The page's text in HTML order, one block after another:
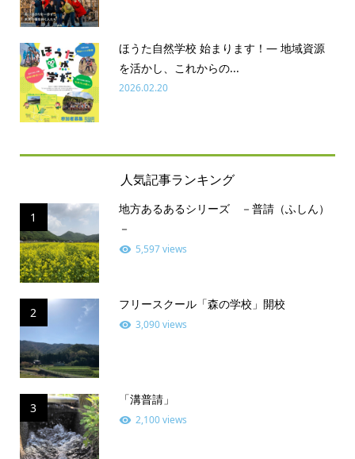
ほうた自然学校 始まります！― 地域資源
を活かし、これからの...
2026.02.20
人気記事ランキング
1
地方あるあるシリーズ －普請（ふしん）
－
5,597 views
2
フリースクール「森の学校」開校
3,090 views
3
「溝普請」
2,100 views